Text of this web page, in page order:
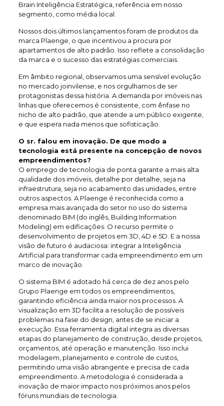
Brain Inteligência Estratégica, referência em nosso
segmento, como média local.
Nossos dois últimos lançamentos foram de produtos da
marca Plaenge, o que incentivou a procura por
apartamentos de alto padrão. Isso reflete a consolidação
da marca e o sucesso das estratégias comerciais.
Em âmbito regional, observamos uma sensível evolução
no mercado joinvilense, e nos orgulhamos de ser
protagonistas dessa história. A demanda por imóveis nas
linhas que oferecemos é consistente, com ênfase no
nicho de alto padrão, que atende a um público exigente,
e que espera nada menos que sofisticação.
O sr. falou em inovação. De que modo a
tecnologia está presente na concepção de novos
empreendimentos?
O emprego de tecnologia de ponta garante a mais alta
qualidade dos imóveis, detalhe por detalhe, seja na
infraestrutura, seja no acabamento das unidades, entre
outros aspectos. A Plaenge é reconhecida como a
empresa mais avançada do setor no uso do sistema
denominado BIM (do inglês, Building Information
Modeling) em edificações. O recurso permite o
desenvolvimento de projetos em 3D, 4D e 5D. E a nossa
visão de futuro é audaciosa: integrar a Inteligência
Artificial para transformar cada empreendimento em um
marco de inovação.
O sistema BIM é adotado há cerca de dez anos pelo
Grupo Plaenge em todos os empreendimentos,
garantindo eficiência ainda maior nos processos. A
visualização em 3D facilita a resolução de possíveis
problemas na fase do design, antes de se iniciar a
execução. Essa ferramenta digital integra as diversas
etapas do planejamento de construção, desde projetos,
orçamentos, até operação e manutenção. Isso inclui
modelagem, planejamento e controle de custos,
permitindo uma visão abrangente e precisa de cada
empreendimento. A metodologia é considerada a
inovação de maior impacto nos próximos anos pelos
fóruns mundiais de tecnologia.